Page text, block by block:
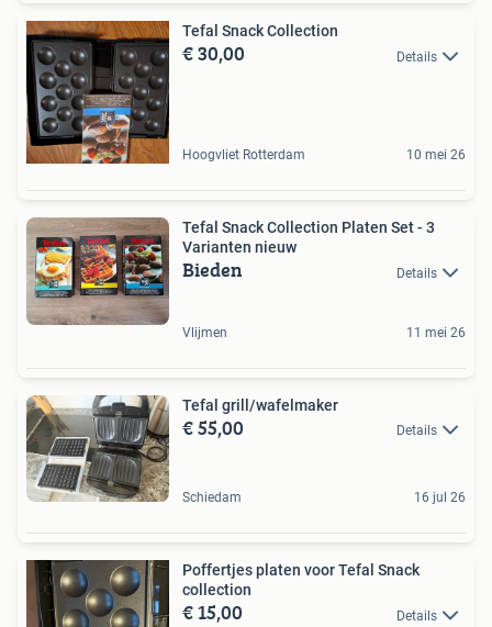
Tefal Snack Collection
€ 30,00 Details
Hoogvliet Rotterdam 10 mei 26
Tefal Snack Collection Platen Set - 3
Varianten nieuw
Bieden Details
Vlijmen 11 mei 26
Tefal grill/wafelmaker
€ 55,00 Details
Schiedam 16 jul 26
Poffertjes platen voor Tefal Snack
collection
€ 15,00 Details